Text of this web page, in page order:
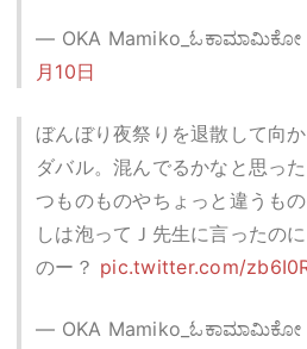
— OKA Mamiko_ಓಕಾಮಾಮಿಕೋ
月10日
ぼんぼり夜祭りを退散して向
ダバル。混んでるかなと思っ
つものものやちょっと違うも
しは泡ってＪ先生に言ったの
のー？ pic.twitter.com/
— OKA Mamiko_ಓಕಾಮಾಮಿಕೋ